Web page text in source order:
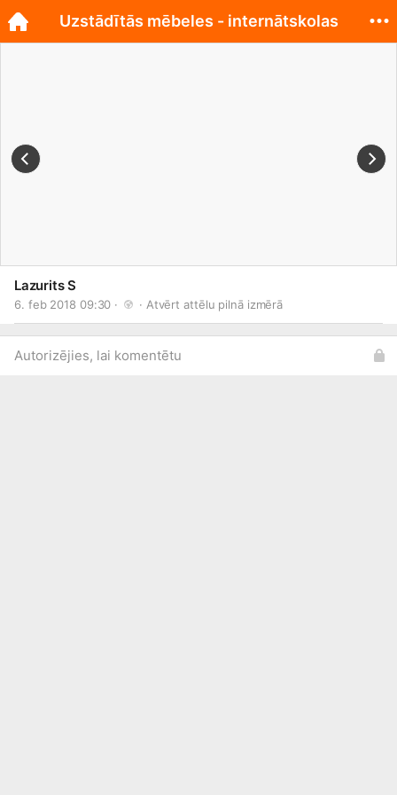
Lazurits S
6. feb 2018 09:30 · · Atvērt attēlu pilnā izmērā
Autorizējies, lai komentētu
Uzstādītās mēbeles - internātskolas